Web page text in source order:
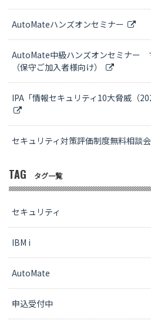
AutoMateハンズオンセミナー
AutoMate中級ハンズオンセミナー
（保守ご加入者様向け）
IPA「情報セキュリティ10大脅威（
セキュリティ対策評価制度無料相談会
TAG タグ一覧
セキュリティ
IBM i
AutoMate
申込受付中